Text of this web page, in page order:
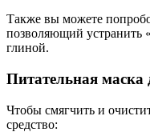
Также вы можете
позволяющий устранить
глиной.
Питательная маска
Чтобы смягчить и
средство: